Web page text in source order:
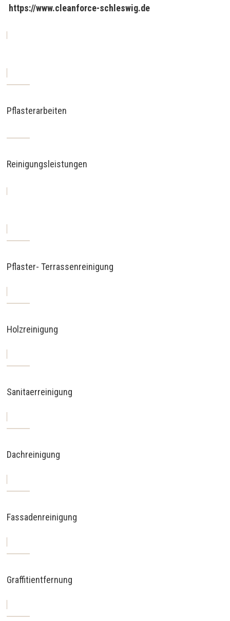
https://www.cleanforce-schleswig.de
Pflasterarbeiten
Reinigungsleistungen
Pflaster- Terrassenreinigung
Holzreinigung
Sanitaerreinigung
Dachreinigung
Fassadenreinigung
Graffitientfernung